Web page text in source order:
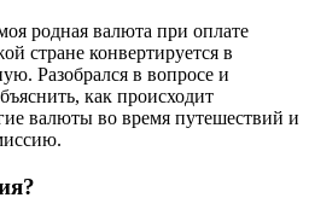
родная валюта при оплате
стране конвертируется в
Разобрался в вопросе и
как происходит
валюты во время путешествий и